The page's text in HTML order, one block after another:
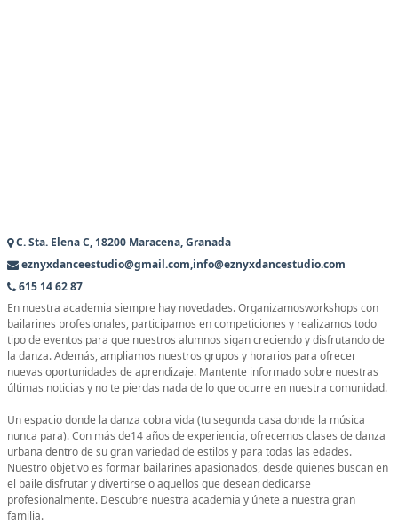
C. Sta. Elena C, 18200 Maracena, Granada
eznyxdanceestudio@gmail.com,info@eznyxdancestudio.com
615 14 62 87
En nuestra academia siempre hay novedades. Organizamosworkshops con
bailarines profesionales, participamos en competiciones y realizamos todo
tipo de eventos para que nuestros alumnos sigan creciendo y disfrutando de
la danza. Además, ampliamos nuestros grupos y horarios para ofrecer
nuevas oportunidades de aprendizaje. Mantente informado sobre nuestras
últimas noticias y no te pierdas nada de lo que ocurre en nuestra comunidad.
Un espacio donde la danza cobra vida (tu segunda casa donde la música
nunca para). Con más de14 años de experiencia, ofrecemos clases de danza
urbana dentro de su gran variedad de estilos y para todas las edades.
Nuestro objetivo es formar bailarines apasionados, desde quienes buscan en
el baile disfrutar y divertirse o aquellos que desean dedicarse
profesionalmente. Descubre nuestra academia y únete a nuestra gran
familia.